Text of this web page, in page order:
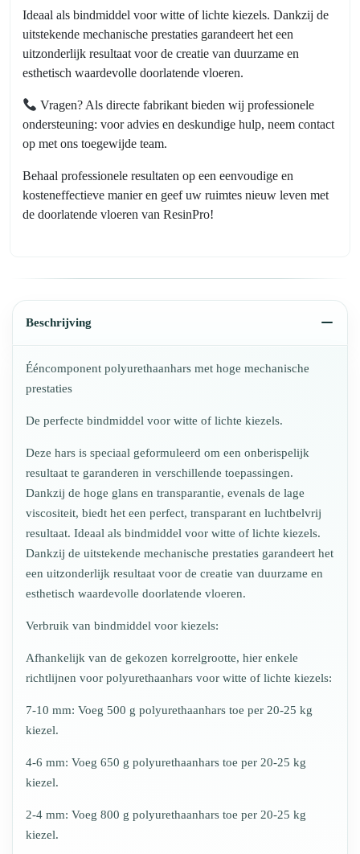
Ideaal als bindmiddel voor witte of lichte kiezels. Dankzij de
uitstekende mechanische prestaties garandeert het een
uitzonderlijk resultaat voor de creatie van duurzame en
esthetisch waardevolle doorlatende vloeren.
Vragen? Als directe fabrikant bieden wij professionele
ondersteuning: voor advies en deskundige hulp, neem contact
op met ons toegewijde team.
Behaal professionele resultaten op een eenvoudige en
kosteneffectieve manier en geef uw ruimtes nieuw leven met
de doorlatende vloeren van ResinPro!
Beschrijving
Ééncomponent polyurethaanhars met hoge mechanische
prestaties
De perfecte bindmiddel voor witte of lichte kiezels.
Deze hars is speciaal geformuleerd om een onberispelijk
resultaat te garanderen in verschillende toepassingen.
Dankzij de hoge glans en transparantie, evenals de lage
viscositeit, biedt het een perfect, transparant en luchtbelvrij
resultaat. Ideaal als bindmiddel voor witte of lichte kiezels.
Dankzij de uitstekende mechanische prestaties garandeert het
een uitzonderlijk resultaat voor de creatie van duurzame en
esthetisch waardevolle doorlatende vloeren.
Verbruik van bindmiddel voor kiezels:
Afhankelijk van de gekozen korrelgrootte, hier enkele
richtlijnen voor polyurethaanhars voor witte of lichte kiezels:
7-10 mm: Voeg 500 g polyurethaanhars toe per 20-25 kg
kiezel.
4-6 mm: Voeg 650 g polyurethaanhars toe per 20-25 kg
kiezel.
2-4 mm: Voeg 800 g polyurethaanhars toe per 20-25 kg
kiezel.